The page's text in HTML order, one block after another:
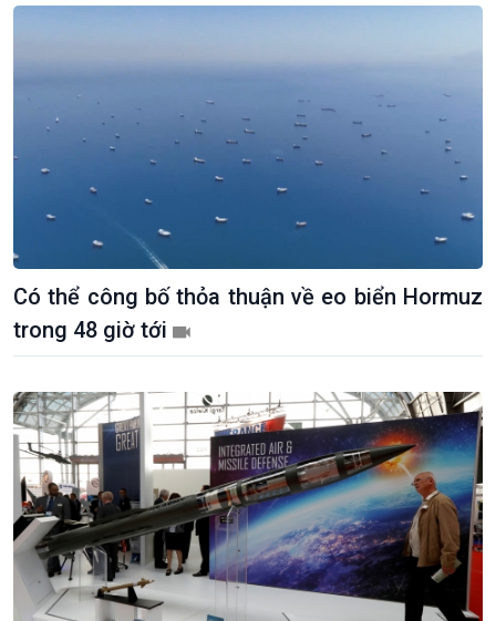
Giới thiệu
Thời sự
Thời sự 6h
Thời sự 18h
Bản tin
Chuyên mục
Theo dòng Thời sự
Có thể công bố thỏa thuận về eo biển Hormuz
trong 48 giờ tới